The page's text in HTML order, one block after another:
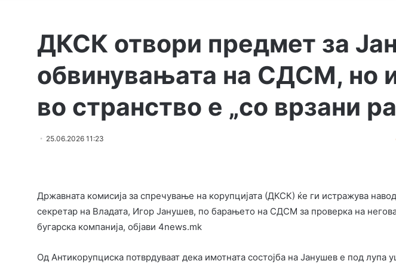
ДКСК отвори предмет за
обвинувањата на СДСМ, но
во странство е „со врзани
25.06.2026 11:23
Државната комисија за спречување на корупцијата (ДКСК) ќе ги истражува
секретар на Владата, Игор Јанушев, по барањето на СДСМ за проверка на
бугарска компанија, објави 4news.mk
Од Антикорупциска потврдуваат дека имотната состојба на Јанушев е под лупа